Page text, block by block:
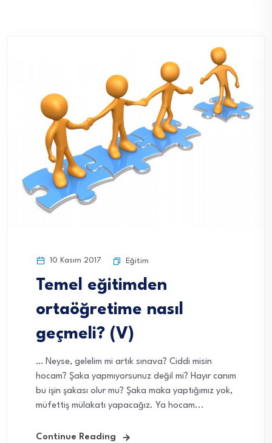
10 Kasım 2017 Eğitim
Temel eğitimden
ortaöğretime nasıl
geçmeli? (V)
… Neyse, gelelim mi artık sınava? Ciddi misin
hocam? Şaka yapmıyorsunuz değil mi? Hayır canım
bu işin şakası olur mu? Şaka maka yaptığımız yok,
müfettiş mülakatı yapacağız. Ya hocam...
Continue Reading